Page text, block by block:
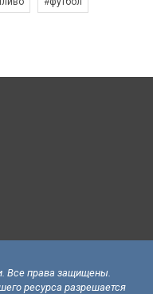
Все права защищены.
ресурса разрешается